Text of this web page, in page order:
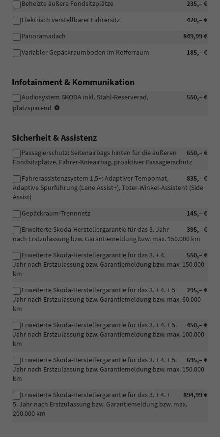
235,– €
Beheizte äußere Fondsitzplätze
420,– €
Elektrisch verstellbarer Fahrersitz
849,99 €
Panoramadach
185,– €
Variabler Gepäckraumboden im Kofferraum
Infotainment & Kommunikation
550,– €
Audiosystem SKODA inkl. Stahl-Reserverad,
platzsparend
Navigationssystem)
Sicherheit & Assistenz
650,– €
Passagierschutz: Seitenairbags hinten für die äußeren
Fondsitzplätze, Fahrer-Knieairbag, proaktiver Passagierschutz
835,– €
Fahrerassistenzsystem 1,5+: Adaptiver Tempomat,
Adaptive Spurführung (Lane Assist+), Toter-Winkel-Assistent (Side
Assist)
145,– €
Gepäckraum-Trennnetz
395,– €
Erweiterte Skoda-Herstellergarantie für das 3. Jahr
nach Erstzulassung bzw. Garantiemeldung bzw. max. 150.000 km
550,– €
Erweiterte Skoda-Herstellergarantie für das 3. + 4.
Jahr nach Erstzulassung bzw. Garantiemeldung bzw. max. 150.000
km
295,– €
Erweiterte Skoda-Herstellergarantie für das 3. + 4. + 5.
Jahr nach Erstzulassung bzw. Garantiemeldung bzw. max. 60.000
km
450,– €
Erweiterte Skoda-Herstellergarantie für das 3. + 4. + 5.
Jahr nach Erstzulassung bzw. Garantiemeldung bzw. max. 100.000
km
695,– €
Erweiterte Skoda-Herstellergarantie für das 3. + 4. + 5.
Jahr nach Erstzulassung bzw. Garantiemeldung bzw. max. 150.000
km
894,99 €
Erweiterte Skoda-Herstellergarantie für das 3. + 4. +
5. Jahr nach Erstzulassung bzw. Garantiemeldung bzw. max.
200.000 km